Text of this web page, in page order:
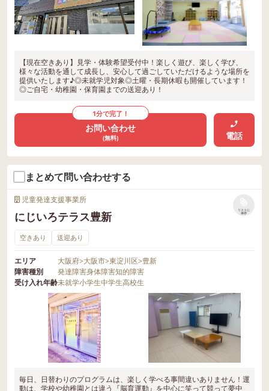
【現在空きあり】見学・体験希望受付中！楽しく遊び、楽しく学び、
様々な活動を通して成長し、安心して過ごしていただけるような場所を
提供いたします♪◎未就学児対象◎土曜・長期休暇も開催しています！
◎ご自宅・幼稚園・保育園までの送迎あり！
1分で完了！
お問い合わせ
(無料) 電話
まとめて問い合わせする
児童発達支援事業所
にじいろテラス豊新
リストに
保存
空きあり 送迎あり
エリア 大阪府>大阪市>東淀川区>豊新
障害種別
発達障害身体障害知的障害
受け入れ年齢未就学小学生中学生高校生
毎日、日替わりのプログラムは、楽しく学べる事間違いありません！運
動は、学校や幼稚園とは違う『脳育運動』を中心に笑って競って夢中